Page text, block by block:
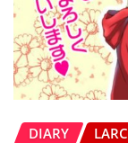
DIARY LARC